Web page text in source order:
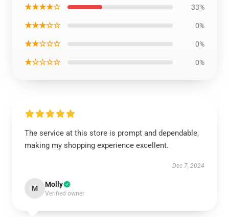
★★★★☆ 33%
★★★☆☆ 0%
★★☆☆☆ 0%
★☆☆☆☆ 0%
The service at this store is prompt and dependable,
making my shopping experience excellent.
Dec 7, 2024
M Molly
Verified owner